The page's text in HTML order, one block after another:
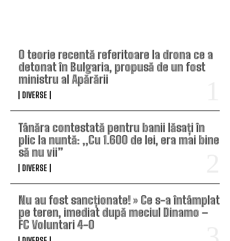
O teorie recentă referitoare la drona ce a
detonat în Bulgaria, propusă de un fost
ministru al Apărării
DIVERSE
Tânăra contestată pentru banii lăsați în
plic la nuntă: „Cu 1.600 de lei, era mai bine
să nu vii”
DIVERSE
Nu au fost sancționate! » Ce s-a întâmplat
pe teren, imediat după meciul Dinamo –
FC Voluntari 4-0